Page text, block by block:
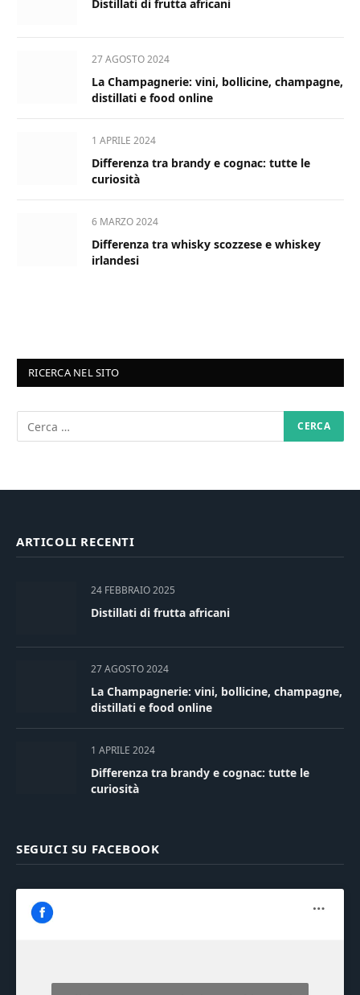
Distillati di frutta africani
27 AGOSTO 2024
La Champagnerie: vini, bollicine, champagne,
distillati e food online
1 APRILE 2024
Differenza tra brandy e cognac: tutte le
curiosità
6 MARZO 2024
Differenza tra whisky scozzese e whiskey
irlandesi
RICERCA NEL SITO
ARTICOLI RECENTI
24 FEBBRAIO 2025
Distillati di frutta africani
27 AGOSTO 2024
La Champagnerie: vini, bollicine, champagne,
distillati e food online
1 APRILE 2024
Differenza tra brandy e cognac: tutte le
curiosità
SEGUICI SU FACEBOOK